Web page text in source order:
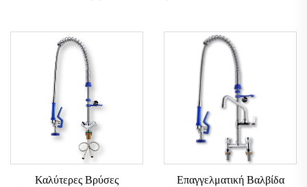
Καλύτερες Βρύσες
Επαγγελματική Βαλβίδα